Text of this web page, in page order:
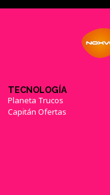
TECNOLOGÍA
Planeta Trucos
Capitán Ofertas